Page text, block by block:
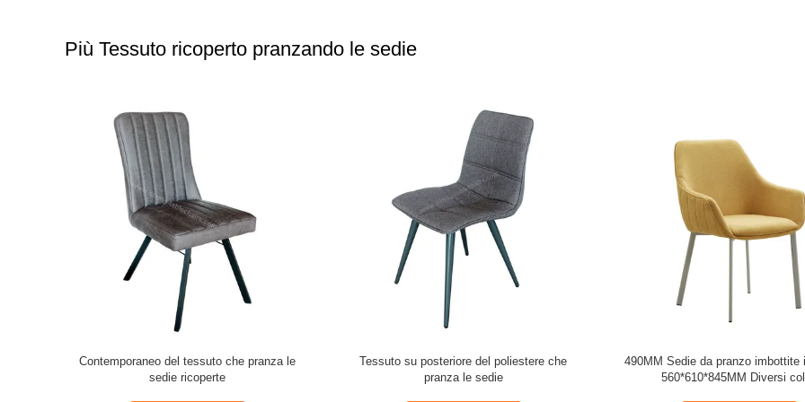
Più Tessuto ricoperto pranzando le sedie
Sedie da pranzo in tessuto moderno
600*520*870
Tessuto moderno che pranza sedia in vari
colori 590*530*900mm
Tessuto del poliestere ricoperto
sedie, sedia dell'interno del salone